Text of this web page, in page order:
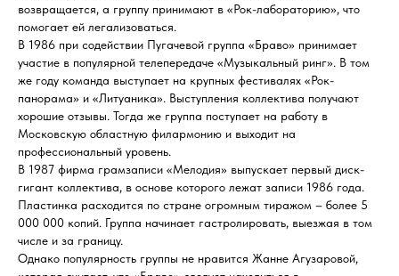
возвращается, а группу принимают в «Рок-лабораторию», что
помогает ей легализоваться.
В 1986 при содействии Пугачевой группа «Браво» принимает
участие в популярной телепередаче «Музыкальный ринг». В том
же году команда выступает на крупных фестивалях «Рок-
панорама» и «Литуаника». Выступления коллектива получают
хорошие отзывы. Тогда же группа поступает на работу в
Московскую областную филармонию и выходит на
профессиональный уровень.
В 1987 фирма грамзаписи «Мелодия» выпускает первый диск-
гигант коллектива, в основе которого лежат записи 1986 года.
Пластинка расходится по стране огромным тиражом – более 5
000 000 копий. Группа начинает гастролировать, выезжая в том
числе и за границу.
Однако популярность группы не нравится Жанне Агузаровой,